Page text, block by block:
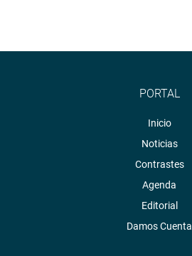
PORTAL
Inicio
Noticias
Contrastes
Agenda
Editorial
Damos Cuenta